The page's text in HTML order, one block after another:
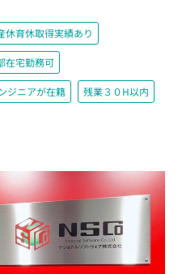
休育休取得実績あり
在宅勤務可
ジニアが在籍 残業３０H以内